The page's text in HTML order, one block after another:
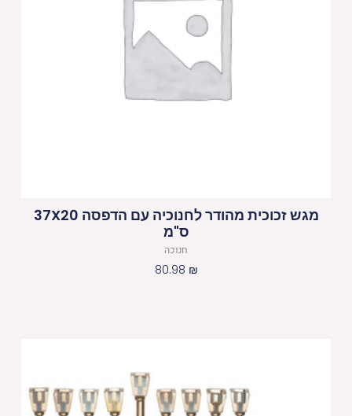
מגש זכוכית מהודר לחנוכיה עם הדפסה 37X20
ס"מ
חנוכה
80.98 ₪